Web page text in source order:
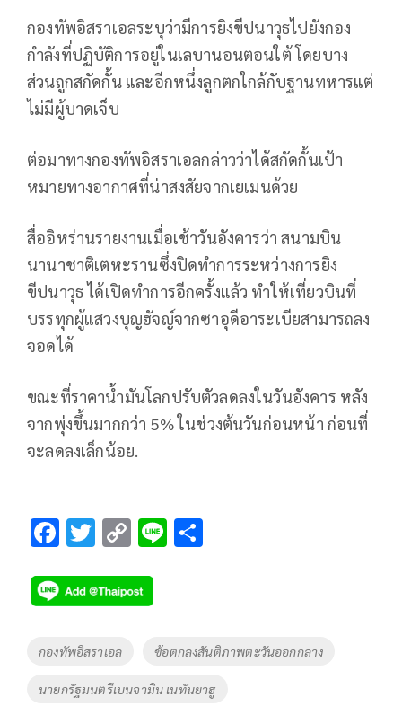
กองทัพอิสราเอลระบุว่ามีการยิงขีปนาวุธไปยังกอง
กำลังที่ปฏิบัติการอยู่ในเลบานอนตอนใต้ โดยบาง
ส่วนถูกสกัดกั้น และอีกหนึ่งลูกตกใกล้กับฐานทหารแต่
ไม่มีผู้บาดเจ็บ
ต่อมาทางกองทัพอิสราเอลกล่าวว่าได้สกัดกั้นเป้า
หมายทางอากาศที่น่าสงสัยจากเยเมนด้วย
สื่ออิหร่านรายงานเมื่อเช้าวันอังคารว่า สนามบิน
นานาชาติเตหะรานซึ่งปิดทำการระหว่างการยิง
ขีปนาวุธ ได้เปิดทำการอีกครั้งแล้ว ทำให้เที่ยวบินที่
บรรทุกผู้แสวงบุญฮัจญ์จากซาอุดีอาระเบียสามารถลง
จอดได้
ขณะที่ราคาน้ำมันโลกปรับตัวลดลงในวันอังคาร หลัง
จากพุ่งขึ้นมากกว่า 5% ในช่วงต้นวันก่อนหน้า ก่อนที่
จะลดลงเล็กน้อย.
F
e
b
o
o
T
tt
er
C
p
y
Li
Li
Tags
กองทัพอิสราเอล ข้อตกลงสันติภาพตะวันออกกลาง
นายกรัฐมนตรีเบนจามิน เนทันยาฮู